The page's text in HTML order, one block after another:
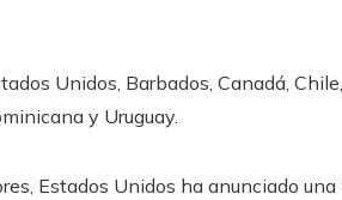
Unidos, Barbados, Canadá,
y Uruguay.
Estados Unidos ha anunciado